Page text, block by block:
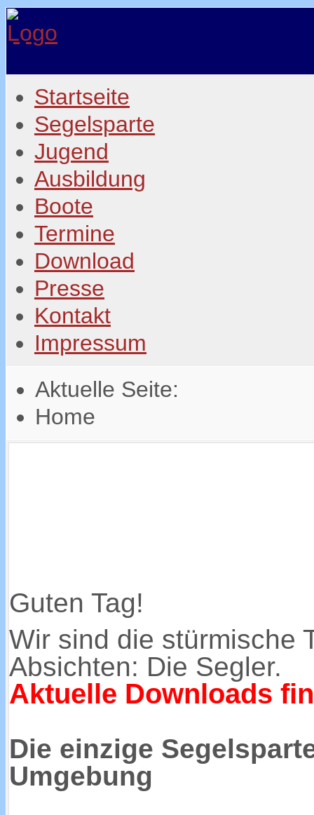
Startseite
Segelsparte
Jugend
Ausbildung
Boote
Termine
Download
Presse
Kontakt
Impressum
Aktuelle Seite:
Home
Guten Tag!
Wir sind die stürmische
Absichten: Die Segler.
Aktuelle Downloads
Die einzige
Umgebung